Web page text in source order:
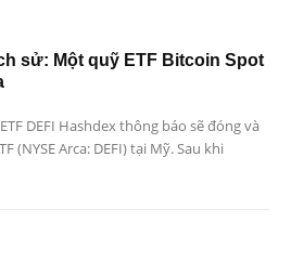
sử: Một quỹ ETF Bitcoin Spot
DEFI Hashdex thông báo sẽ đóng và
(NYSE Arca: DEFI) tại Mỹ. Sau khi